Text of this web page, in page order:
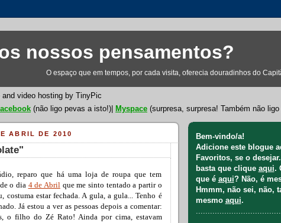
nossos pensamentos?
O espaço que em tempos, por cada visita, oferecia douradinhos do
(não ligo pevas a isto!)| Myspace (surpresa, surpresa! Também não
ABRIL DE 2010
reparo que há uma loja de roupa que tem
o dia 4 de Abrilque me sinto tentado a partir o
costuma estar fechada. A gula, a gula... Tenho é
Já estou a ver as pessoas depois a comentar:
o filho do Zé Rato! Ainda por cima, estavam
Bem-vindo/a!
Adicione este blogue
Favoritos, se o
basta que clique aqui.
que é aqui? Não, é
Hmmm, não sei, não,
mesmo aqui.